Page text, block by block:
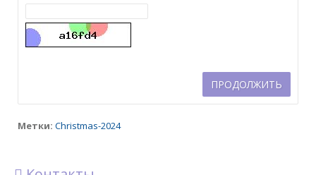
ПРОДОЛЖИТЬ
Метки: Christmas-2024